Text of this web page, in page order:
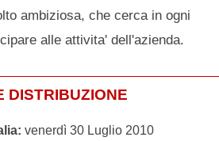
ambiziosa, che cerca in ogni
alle attivita' dell'azienda.
DISTRIBUZIONE
venerdì 30 Luglio 2010